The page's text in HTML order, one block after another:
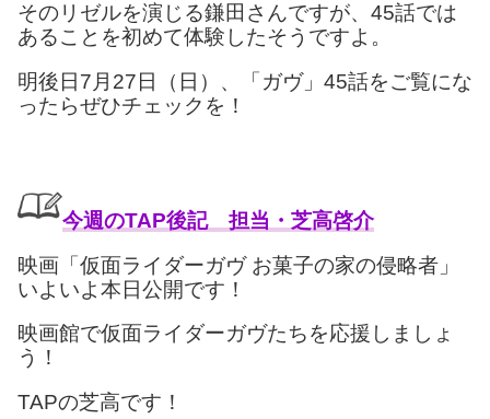
そのリゼルを演じる鎌田さんですが、45話では
あることを初めて体験したそうですよ。
明後日7月27日（日）、「ガヴ」45話をご覧にな
ったらぜひチェックを！
今週のTAP後記 担当・芝高啓介
映画「仮面ライダーガヴ お菓子の家の侵略者」
いよいよ本日公開です！
映画館で仮面ライダーガヴたちを応援しましょ
う！
TAPの芝高です！